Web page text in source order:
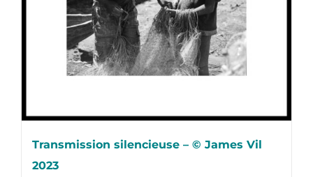
Transmission silencieuse – © James Vil
2023